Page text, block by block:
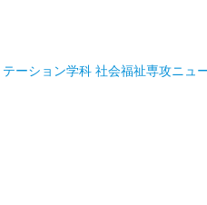
ーション学科 社会福祉専攻ニュ